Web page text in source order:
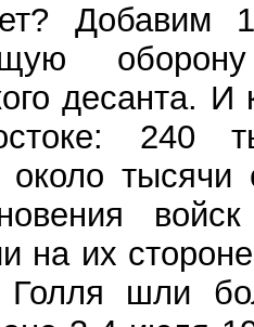
Добавим
десанта.
240
тысячи
на их
шли